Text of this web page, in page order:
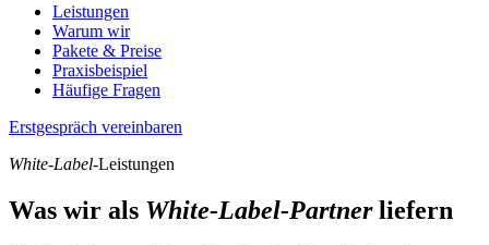
Leistungen
Warum wir
Pakete & Preise
Praxisbeispiel
Häufige Fragen
Erstgespräch vereinbaren
White-Label-Leistungen
Was wir als White-Label-Partnerliefern